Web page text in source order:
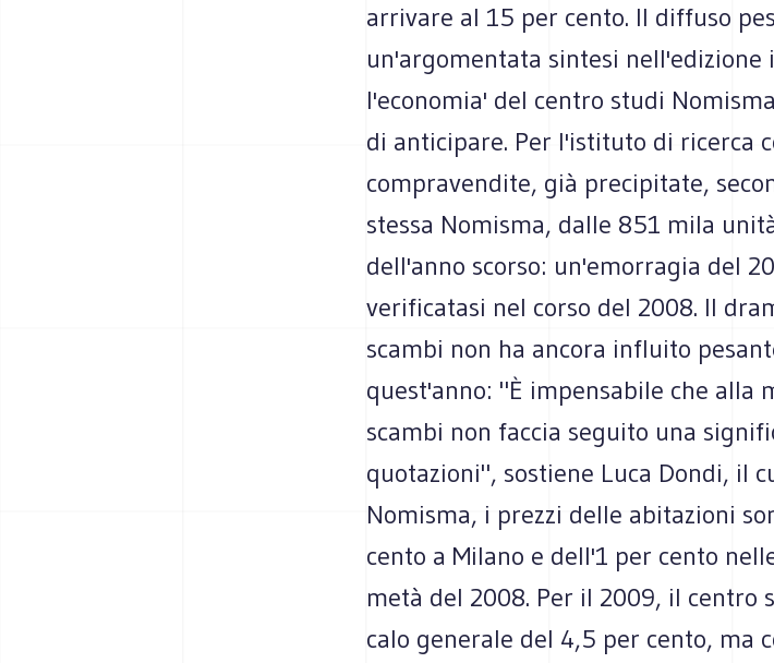
arrivare al 15 per cento. Il diffuso
un'argomentata sintesi nell'edizione
l'economia' del centro studi
di anticipare. Per l'istituto di ricerca
compravendite, già precipitate,
stessa Nomisma, dalle 851 mila
dell'anno scorso: un'emorragia del
verificatasi nel corso del 2008. Il
scambi non ha ancora influito
quest'anno: "È impensabile che alla
scambi non faccia seguito una
quotazioni", sostiene Luca Dondi, il
Nomisma, i prezzi delle abitazioni
cento a Milano e dell'1 per cento
metà del 2008. Per il 2009, il
calo generale del 4,5 per cento, ma